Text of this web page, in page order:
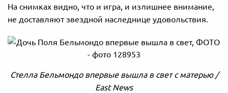
На снимках видно, что и игра, и излишнее внимание,
не доставляют звездной наследнице удовольствия.
Стелла Бельмондо впервые вышла в свет с матерью /
East News